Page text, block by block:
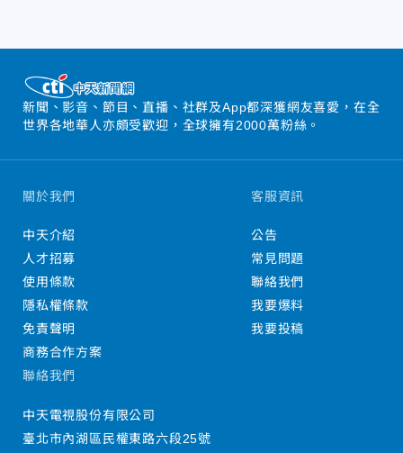
新聞、影音、節目、直播、社群及App都深獲網友喜愛，在全
世界各地華人亦頗受歡迎，全球擁有2000萬粉絲。
關於我們
中天介紹
人才招募
使用條款
隱私權條款
免責聲明
商務合作方案
客服資訊
公告
常見問題
聯絡我們
我要爆料
我要投稿
聯絡我們
中天電視股份有限公司
臺北市內湖區民權東路六段25號